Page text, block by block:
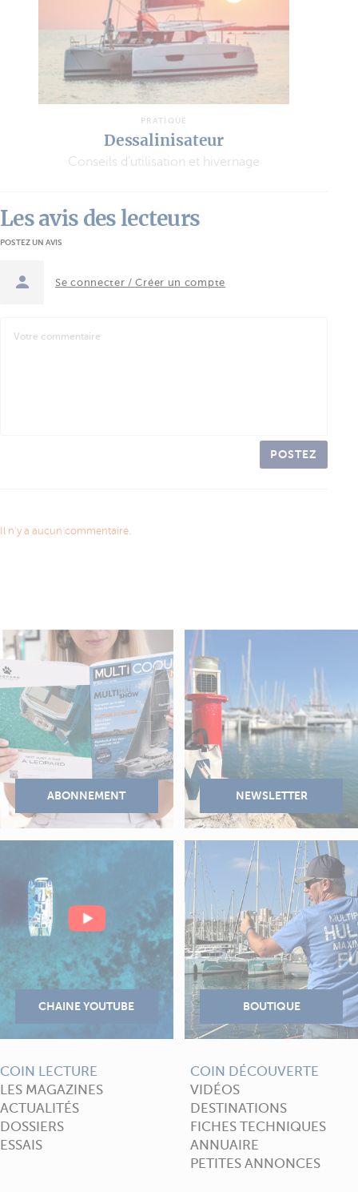
PRATIQUE
Dessalinisateur
Conseils d’utilisation et hivernage
Les avis des lecteurs
POSTEZ UN AVIS
Se connecter / Créer un compte
POSTEZ
Il n'y a aucun commentaire.
COIN LECTURE
LES MAGAZINES
ACTUALITÉS
DOSSIERS
ESSAIS
COIN DÉCOUVERTE
VIDÉOS
DESTINATIONS
FICHES TECHNIQUES
ANNUAIRE
PETITES ANNONCES